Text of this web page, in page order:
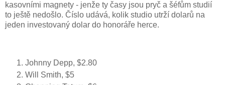
kasovními magnety - jenže ty časy jsou pryč a šéfům studií
to ještě nedošlo. Číslo udává, kolik studio utrží dolarů na
jeden investovaný dolar do honoráře herce.
Johnny Depp, $2.80
Will Smith, $5